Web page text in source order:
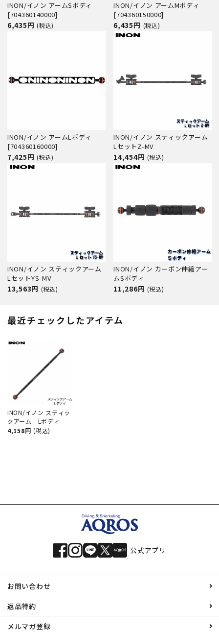
INON/イノン アームSボディ
[704360140000]
6,435円 (税込)
INON/イノン アームMボディ
[704360150000]
6,435円 (税込)
INON/イノン アームLボディ
[704360160000]
7,425円 (税込)
INON/イノン スティックアーム
LセットZ-MV
14,454円 (税込)
INON/イノン スティックアーム
LセットYS-MV
13,563円 (税込)
INON/イノン カーボン伸縮アー
ムSボディ
11,286円 (税込)
最近チェックしたアイテム
INON/イノン スティッ
クアーム Lボディ
4,158円 (税込)
公式アプリ
お問い合わせ
返品特約
メルマガ登録